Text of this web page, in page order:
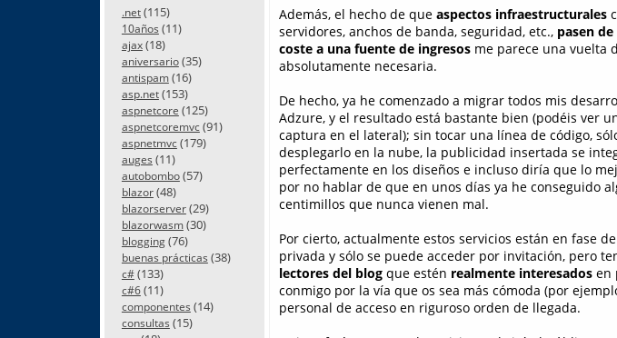
.net(115)
10años (11)
ajax(18)
aniversario(35)
antispam(16)
asp.net(153)
aspnetcore (125)
aspnetcoremvc(91)
aspnetmvc(179)
auges (11)
autobombo(57)
blazor(48)
blazorserver(29)
blazorwasm(30)
blogging(76)
buenas prácticas (38)
c#(133)
c#6(11)
componentes (14)
consultas (15)
Además, el hecho de que aspectos infraestructurales
servidores, anchos de banda, seguridad, etc., pasen
coste a una fuente de ingresosme parece una vuelta
absolutamente necesaria.
De hecho, ya he comenzado a migrar todos mis
Adzure, y el resultado está bastante bien (podéis ver
captura en el lateral); sin tocar una línea de código,
desplegarlo en la nube, la publicidad insertada se
perfectamente en los diseños e incluso diría que lo
por no hablar de que en unos días ya he conseguido
centimillos que nunca vienen mal.
Por cierto, actualmente estos servicios están en fase
privada y sólo se puede acceder por invitación, pero
lectores del blogque estén realmente interesadosen
conmigo por la vía que os sea más cómoda (por
personal de acceso en riguroso orden de llegada.